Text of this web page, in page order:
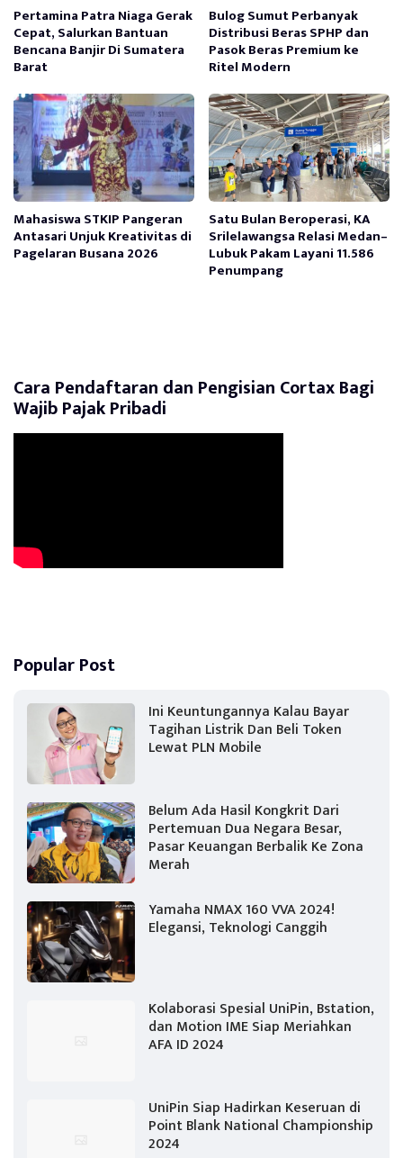
Pertamina Patra Niaga Gerak
Cepat, Salurkan Bantuan
Bencana Banjir Di Sumatera
Barat
Bulog Sumut Perbanyak
Distribusi Beras SPHP dan
Pasok Beras Premium ke
Ritel Modern
Mahasiswa STKIP Pangeran
Antasari Unjuk Kreativitas di
Pagelaran Busana 2026
Satu Bulan Beroperasi, KA
Srilelawangsa Relasi Medan–
Lubuk Pakam Layani 11.586
Penumpang
Cara Pendaftaran dan Pengisian Cortax Bagi
Wajib Pajak Pribadi
Popular Post
Ini Keuntungannya Kalau Bayar
Tagihan Listrik Dan Beli Token
Lewat PLN Mobile
Belum Ada Hasil Kongkrit Dari
Pertemuan Dua Negara Besar,
Pasar Keuangan Berbalik Ke Zona
Merah
Yamaha NMAX 160 VVA 2024!
Elegansi, Teknologi Canggih
Kolaborasi Spesial UniPin, Bstation,
dan Motion IME Siap Meriahkan
AFA ID 2024
UniPin Siap Hadirkan Keseruan di
Point Blank National Championship
2024